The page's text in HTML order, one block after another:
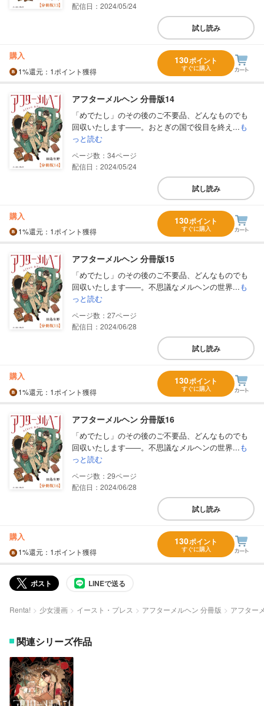
配信日：2024/05/24
試し読み
購入
1%還元 ：1ポイント獲得
130ポイント
すぐに購入
アフターメルヘン 分冊版14
「めでたし」のその後のご不要品、どんなものでも
回収いたします――。おとぎの国で役目を終え...も
っと読む
34
配信日：2024/05/24
試し読み
購入
1%還元 ：1ポイント獲得
130ポイント
すぐに購入
アフターメルヘン 分冊版15
「めでたし」のその後のご不要品、どんなものでも
回収いたします――。不思議なメルヘンの世界...も
っと読む
27
配信日：2024/06/28
試し読み
購入
1%還元 ：1ポイント獲得
130ポイント
すぐに購入
アフターメルヘン 分冊版16
「めでたし」のその後のご不要品、どんなものでも
回収いたします――。不思議なメルヘンの世界...も
っと読む
29
配信日：2024/06/28
試し読み
購入
1%還元 ：1ポイント獲得
130ポイント
すぐに購入
ポスト LINEで送る
Renta! 少女漫画 イースト・プレス アフターメルヘン 分冊版 アフター
関連シリーズ作品